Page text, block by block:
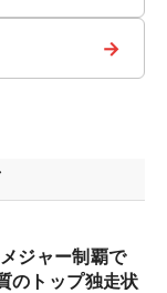
→
ジャー制覇で
トップ独走状